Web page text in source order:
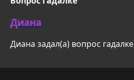
Диана
Диана задал(а) вопрос гадалке